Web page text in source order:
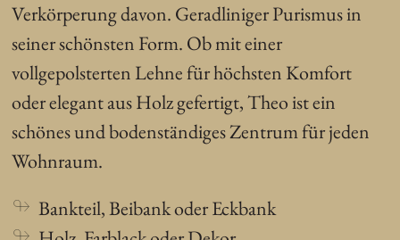
Verkörperung davon. Geradliniger Purismus in
seiner schönsten Form. Ob mit einer
vollgepolsterten Lehne für höchsten Komfort
oder elegant aus Holz gefertigt, Theo ist ein
schönes und bodenständiges Zentrum für jeden
Wohnraum.
Bankteil, Beibank oder Eckbank